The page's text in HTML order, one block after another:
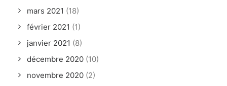
mars 2021 (18)
février 2021 (1)
janvier 2021 (8)
décembre 2020 (10)
novembre 2020 (2)